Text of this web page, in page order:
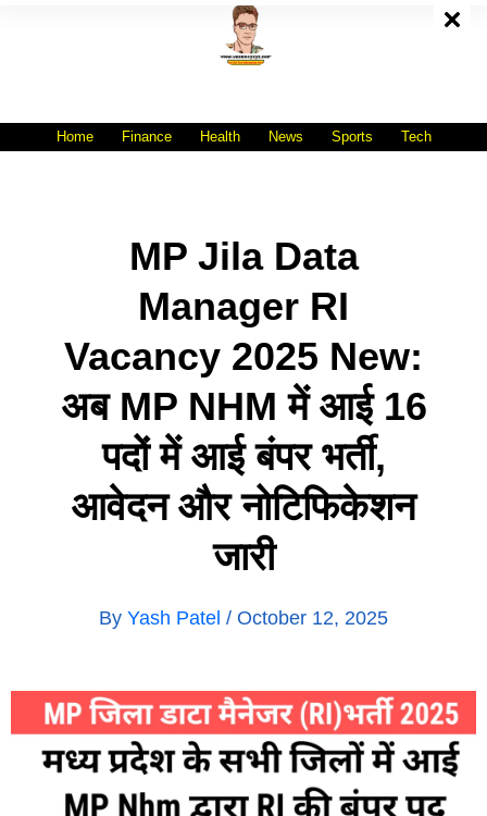
Home Finance Health News Sports Tech
MP Jila Data
Manager RI
Vacancy 2025 New:
अब MP NHM में आई 16
पदों में आई बंपर भर्ती,
आवेदन और नोटिफिकेशन
जारी
By Yash Patel / October 12, 2025